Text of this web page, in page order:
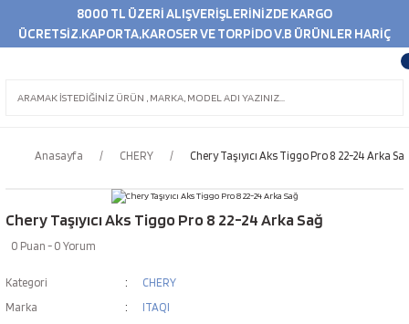
8000 TL ÜZERİ ALIŞVERİŞLERİNİZDE KARGO
ÜCRETSİZ.KAPORTA,KAROSER VE TORPİDO V.B ÜRÜNLER HARİÇ
Anasayfa CHERY Chery Taşıyıcı Aks Tiggo Pro 8 22-24 Arka
Chery Taşıyıcı Aks Tiggo Pro 8 22-24 Arka Sağ
0 Puan - 0 Yorum
Kategori
CHERY
Marka
ITAQI